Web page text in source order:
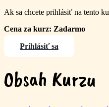
Ak sa chcete prihlásiť na tento
Cena za kurz: Zadarmo
Prihlásiť sa
Obsah Kurzu